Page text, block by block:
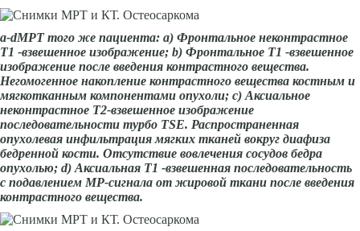
а-dМРТ того же пациента: а) Фронтальное неконтрастное
Т1 -взвешенное изображение; b) Фронтальное Т1 -взвешенное
изображение после введения контрастного вещества.
Негомогенное накопление контрастного вещества костным и
мягкотканным компонентами опухоли; с) Аксиальное
неконтрастное Т2-взвешенное изображение
последовательности турбо ТSЕ. Распространенная
опухолевая инфильтрация мягких тканей вокруг диафиза
бедренной кости. Отсутствие вовлечения сосудов бедра
опухолью; d) Аксиальная Т1 -взвешенная последовательность
с подавлением МР-сигнала от жировой ткани после введения
контрастного вещества.